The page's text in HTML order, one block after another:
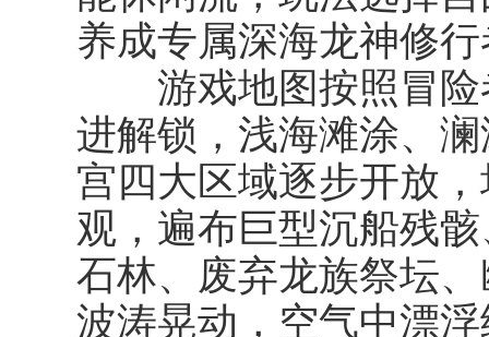
养成专属深海龙神修
游戏地图按照冒险
进解锁，浅海滩涂、
宫四大区域逐步开放
观，遍布巨型沉船残
石林、废弃龙族祭坛
波涛晃动，空气中漂